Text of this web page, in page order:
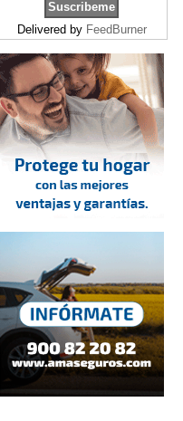
Delivered by FeedBurner